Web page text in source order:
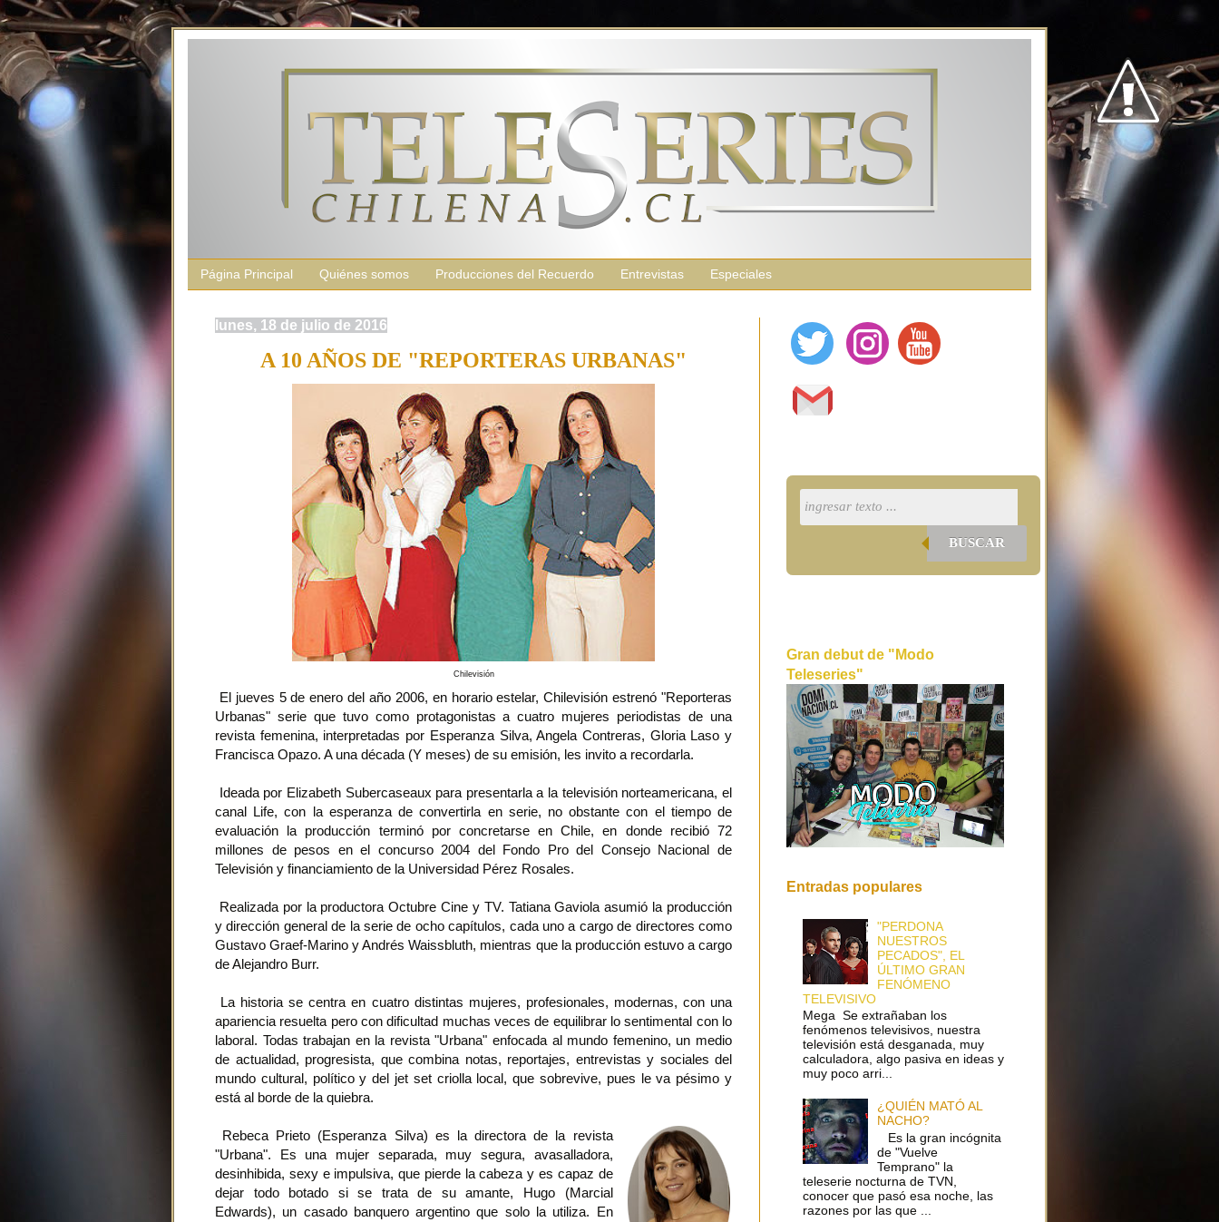
Página Principal Quiénes somos Producciones del Recuerdo Entrevistas Especiales
lunes, 18 de julio de 2016
A 10 AÑOS DE "REPORTERAS URBANAS"
Chilevisión
El jueves 5 de enero del año 2006, en horario estelar, Chilevisión estrenó "Reporteras
Urbanas" serie que tuvo como protagonistas a cuatro mujeres periodistas de una
revista femenina, interpretadas por Esperanza Silva, Angela Contreras, Gloria Laso y
Francisca Opazo. A una década (Y meses) de su emisión, les invito a recordarla.
Ideada por Elizabeth Subercaseaux para presentarla a la televisión norteamericana, el
canal Life, con la esperanza de convertirla en serie, no obstante con el tiempo de
evaluación la producción terminó por concretarse en Chile, en donde recibió 72
millones de pesos en el concurso 2004 del Fondo Pro del Consejo Nacional de
Televisión y financiamiento de la Universidad Pérez Rosales.
Realizada por la productora Octubre Cine y TV. Tatiana Gaviola asumió la producción
y dirección general de la serie de ocho capítulos, cada uno a cargo de directores como
Gustavo Graef-Marino y Andrés Waissbluth, mientras que la producción estuvo a cargo
de Alejandro Burr.
La historia se centra en cuatro distintas mujeres, profesionales, modernas, con una
apariencia resuelta pero con dificultad muchas veces de equilibrar lo sentimental con lo
laboral. Todas trabajan en la revista "Urbana" enfocada al mundo femenino, un medio
de actualidad, progresista, que combina notas, reportajes, entrevistas y sociales del
mundo cultural, político y del jet set criolla local, que sobrevive, pues le va pésimo y
está al borde de la quiebra.
Rebeca Prieto (Esperanza Silva) es la directora de la revista
"Urbana". Es una mujer separada, muy segura, avasalladora,
desinhibida, sexy e impulsiva, que pierde la cabeza y es capaz de
dejar todo botado si se trata de su amante, Hugo (Marcial
Edwards), un casado banquero argentino que solo la utiliza. En
BUSCAR
Gran debut de "Modo
Teleseries"
Entradas populares
"PERDONA
NUESTROS
PECADOS", EL
ÚLTIMO GRAN
FENÓMENO
TELEVISIVO
Mega Se extrañaban los
fenómenos televisivos, nuestra
televisión está desganada, muy
calculadora, algo pasiva en ideas y
muy poco arri...
¿QUIÉN MATÓ AL
NACHO?
Es la gran incógnita
de "Vuelve
Temprano" la
teleserie nocturna de TVN,
conocer que pasó esa noche, las
razones por las que ...